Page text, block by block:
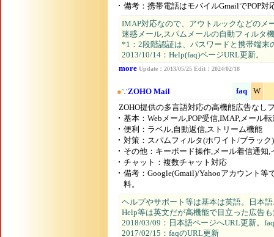
備考：携帯電話はモバイルGmailでPOP対
IMAP対応なので、アウトルックなどのメ
迷惑メール,スパムメールの自動フィルタ
*1：2段階認証は、パスワードと携帯端
2013/10/14：Help(faq)ページURL更新。
more Update：2013/05/25 Edit：2024/02/18
●∵ZOHO Mail faq
W
ZOHO提供の多言語対応の高機能広告なし
基本：Webメール,POP受信,IMAP,メール転
便利：ラベル,自動返信,ストリーム機能
対策：スパムフィルタ(ホワイト/ブラッ
その他：キーボード操作,メール着信通知
チャット：複数チャット対応
備考：Google(Gmail)/Yahooアカウント等
料。
ヘルプやサポート等は基本は英語。日本
Help等は英文だが高機能で目立った広告
2018/03/09：日本語ページへURL更新。
2017/02/15：faqのURL更新